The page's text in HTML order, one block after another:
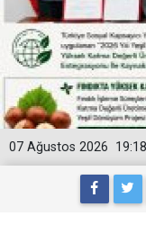
19:18
07 Ağustos 2026